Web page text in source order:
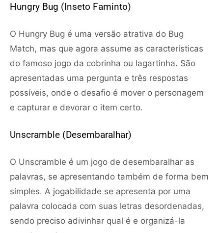
Hungry Bug (Inseto Faminto)
O Hungry Bug é uma versão atrativa do Bug
Match, mas que agora assume as características
do famoso jogo da cobrinha ou lagartinha. São
apresentadas uma pergunta e três respostas
possíveis, onde o desafio é mover o personagem
e capturar e devorar o item certo.
Unscramble (Desembaralhar)
O Unscramble é um jogo de desembaralhar as
palavras, se apresentando também de forma bem
simples. A jogabilidade se apresenta por uma
palavra colocada com suas letras desordenadas,
sendo preciso adivinhar qual é e organizá-la